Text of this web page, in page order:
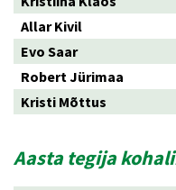
Allar Kivil
Evo Saar
Robert Jürimaa
Kristi Mõttus
Aasta tegija